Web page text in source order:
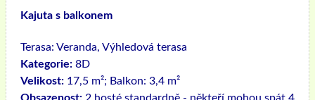
Kajuta s balkonem
Terasa: Veranda, Výhledová terasa
Kategorie: 8D
Velikost: 17,5 m²; Balkon: 3,4 m²